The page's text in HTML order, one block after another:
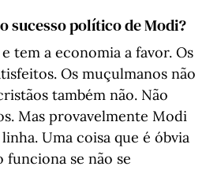
sucesso político de Modi?
tem a economia a favor. Os
Os muçulmanos não
também não. Não
Mas provavelmente Modi
Uma coisa que é óbvia
funciona se não se